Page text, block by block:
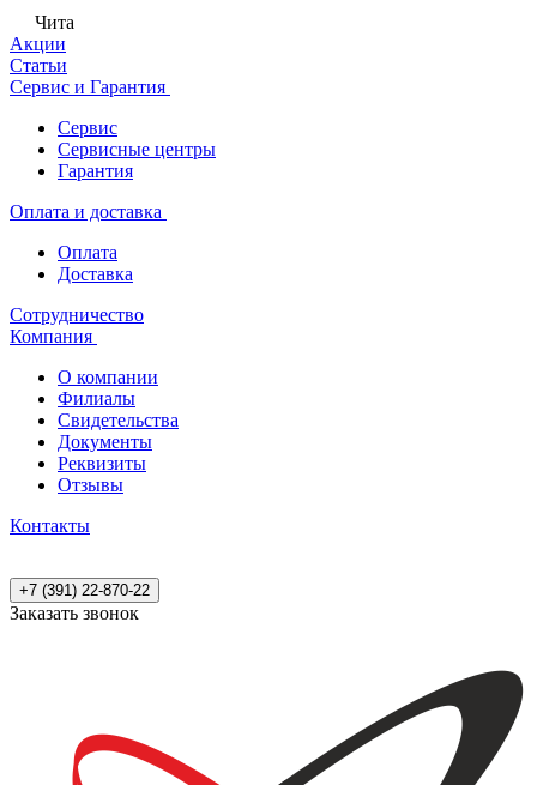
Чита
Акции
Статьи
Сервис и Гарантия
Сервис
Сервисные центры
Гарантия
Оплата и доставка
Оплата
Доставка
Сотрудничество
Компания
О компании
Филиалы
Свидетельства
Документы
Реквизиты
Отзывы
Контакты
+7 (391) 22-870-22
Заказать звонок